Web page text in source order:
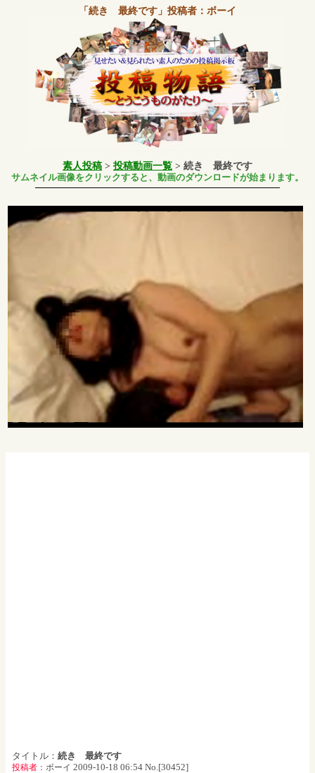
「続き 最終です」 投稿者：ボーイ
素人投稿 > 投稿動画一覧 > 続き 最終です
サムネイル画像をクリックすると、動画のダウンロードが始まります。
タイトル： 続き 最終です
投稿者： ボーイ 2009-10-18 06:54 No.[30452]